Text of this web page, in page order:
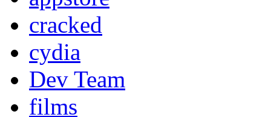
cracked
cydia
Dev Team
films